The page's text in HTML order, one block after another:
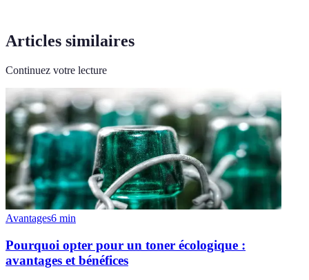
Articles similaires
Continuez votre lecture
Avantages6 min
Pourquoi opter pour un toner écologique :
avantages et bénéfices